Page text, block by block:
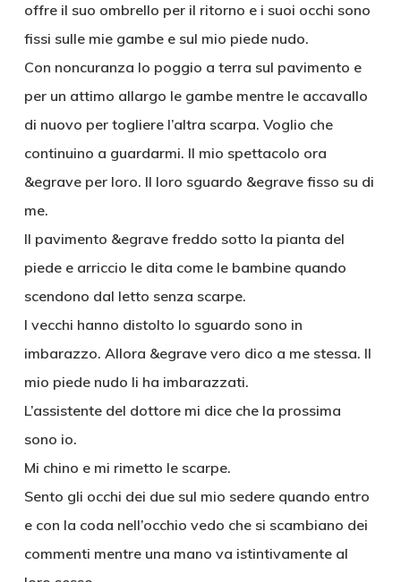
offre il suo ombrello per il ritorno e i suoi occhi sono
fissi sulle mie gambe e sul mio piede nudo.
Con noncuranza lo poggio a terra sul pavimento e
per un attimo allargo le gambe mentre le accavallo
di nuovo per togliere l’altra scarpa. Voglio che
continuino a guardarmi. Il mio spettacolo ora
&egrave per loro. Il loro sguardo &egrave fisso su di
me.
Il pavimento &egrave freddo sotto la pianta del
piede e arriccio le dita come le bambine quando
scendono dal letto senza scarpe.
I vecchi hanno distolto lo sguardo sono in
imbarazzo. Allora &egrave vero dico a me stessa. Il
mio piede nudo li ha imbarazzati.
L’assistente del dottore mi dice che la prossima
sono io.
Mi chino e mi rimetto le scarpe.
Sento gli occhi dei due sul mio sedere quando entro
e con la coda nell’occhio vedo che si scambiano dei
commenti mentre una mano va istintivamente al